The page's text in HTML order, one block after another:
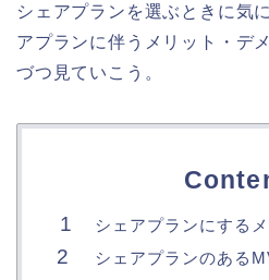
シェアプランを選ぶときに気
アプランに伴うメリット・デ
づつ見ていこう。
シェアプランにする
シェアプランのある